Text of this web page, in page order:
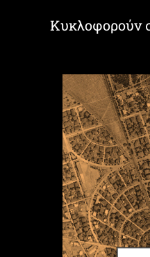
Κυκλοφορούν